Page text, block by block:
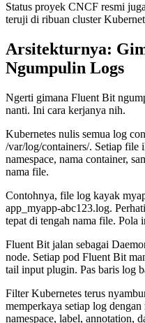
Status proyek CNCF resmi
teruji di ribuan cluster
Arsitekturnya:
Ngumpulin Logs
Ngerti gimana Fluent Bit
nanti. Ini cara kerjanya nih.
Kubernetes nulis semua log
/var/log/containers/. Setiap file
namespace, nama container,
nama file.
Contohnya, file log kayak
app_myapp-abc123.log.
tepat di tengah nama file. Pola
Fluent Bit jalan sebagai
node. Setiap pod Fluent Bit
tail input plugin. Pas baris log
Filter Kubernetes terus
memperkaya setiap log
namespace, label, annotation,